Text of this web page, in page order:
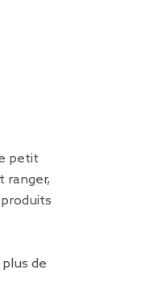
petit
ranger,
de